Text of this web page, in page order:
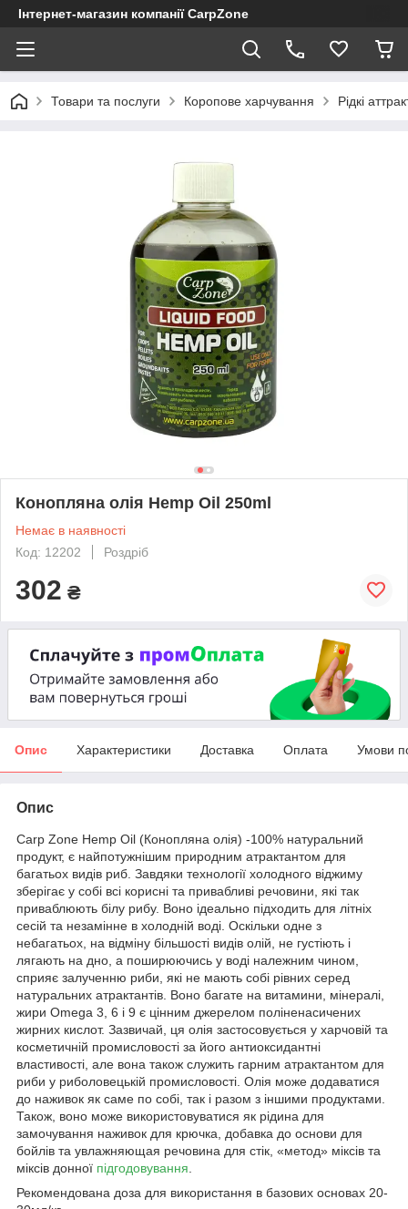
Інтернет-магазин компанії CarpZone
Товари та послуги Коропове харчування Рідкі
Конопляна олія Hemp Oil 250ml
Немає в наявності
Код: 12202
Роздріб
302 ₴
Опис Характеристики Доставка Оплата Умови
Опис
Carp Zone Hemp Oil (Конопляна олія) -100% натуральний
продукт, є найпотужнішим природним атрактантом для
багатьох видів риб. Завдяки технології холодного віджиму
зберігає у собі всі корисні та привабливі речовини, які так
приваблюють білу рибу. Воно ідеально підходить для літніх
сесій та незамінне в холодній воді. Оскільки одне з
небагатьох, на відміну більшості видів олій, не густіють і
лягають на дно, а поширюючись у воді належним чином,
сприяє залученню риби, які не мають собі рівних серед
натуральних атрактантів. Воно багате на витамини, мінералі,
жири Omega 3, 6 і 9 є цінним джерелом поліненасичених
жирних кислот. Зазвичай, ця олія застосовується у харчовій та
косметичній промисловості за його антиоксидантні
властивості, але вона також служить гарним атрактантом для
риби у риболовецькій промисловості. Олія може додаватися
до наживок як саме по собі, так і разом з іншими продуктами.
Також, воно може використовуватися як рідина для
замочування наживок для крючка, добавка до основи для
бойлів та увлажняющая речовина для стік, «метод» міксів та
міксів донної підгодовування.
Рекомендована доза для використання в базових основах 20-